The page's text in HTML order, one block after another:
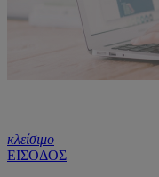
κλείσιμο
ΕΙΣΟΔΟΣ